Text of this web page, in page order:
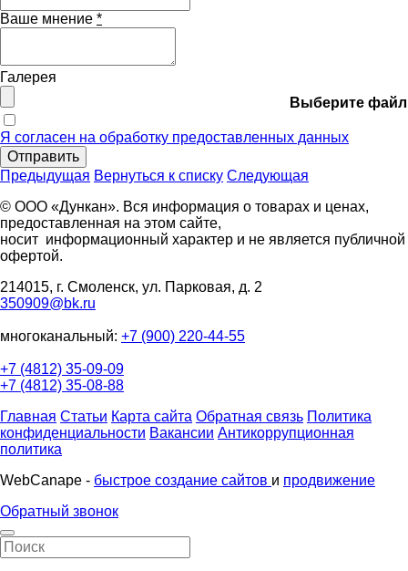
Ваше мнение *
Галерея
Выберите файл
Я согласен на обработку предоставленных данных
Отправить
Предыдущая Вернуться к списку Следующая
© ООО «Дункан». Вся информация о товарах и ценах,
предоставленная на этом сайте,
носит информационный характер и не является публичной
офертой.
214015, г. Смоленск, ул. Парковая, д. 2
350909@bk.ru
многоканальный: +7 (900) 220-44-55
+7 (4812) 35-09-09
+7 (4812) 35-08-88
Главная Статьи Карта сайта Обратная связь Политика
конфиденциальности Вакансии Антикоррупционная
политика
WebCanape - быстрое создание сайтов и продвижение
Обратный звонок